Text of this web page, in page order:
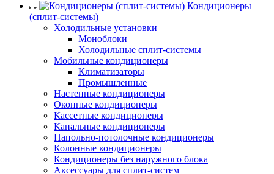
Кондиционеры
(сплит-системы)
Холодильные установки
Моноблоки
Холодильные сплит-системы
Мобильные кондиционеры
Климатизаторы
Промышленные
Настенные кондиционеры
Оконные кондиционеры
Кассетные кондиционеры
Канальные кондиционеры
Напольно-потолочные кондиционеры
Колонные кондиционеры
Кондиционеры без наружного блока
Аксессуары для сплит-систем